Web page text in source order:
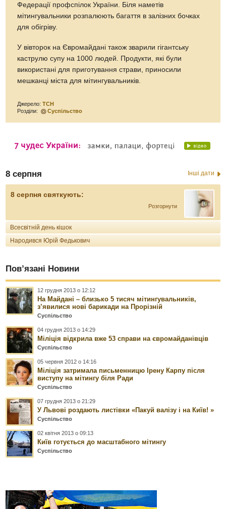
Федерації профспілок України. Біля наметів
мітингувальники розпалюють багаття в залізних бочках
для обігріву.
У вівторок на Євромайдані також зварили гігантську
каструлю супу на 1000 людей. Продукти, які були
використані для приготування страви, приносили
мешканці міста для мітингувальників.
Джерело:ТСН
Розділи:
Суспільство
8 серпня Інші дати
8 серпня святкують:
Розгорнути
Всесвітній день кішок
Народився Юрій Федькович
Пов’язані Новини
12 грудня 2013 о 12:12
На Майдані – близько 5 тисяч мітингувальників,
з’явилися нові барикади на Прорізній
Суспільство
04 грудня 2013 о 14:29
Міліція відкрила вже 53 справи на євромайданівців
Суспільство
05 червня 2012 о 14:16
Міліція затримала письменницю Ірену Карпу після
виступу на мітингу біля Ради
Суспільство
07 грудня 2013 о 21:29
У Львові роздають листівки «Пакуй валізу і на Київ! »
Суспільство
02 квітня 2013 о 09:13
Київ готується до масштабного мітингу
Суспільство